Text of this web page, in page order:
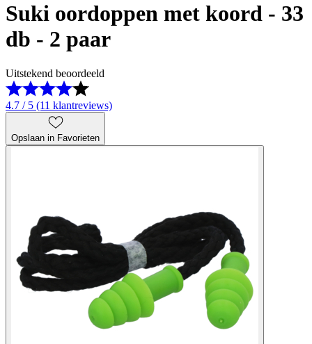
Suki oordoppen met koord - 33
db - 2 paar
Uitstekend beoordeeld
4.7 / 5 (11 klantreviews)
Opslaan in Favorieten